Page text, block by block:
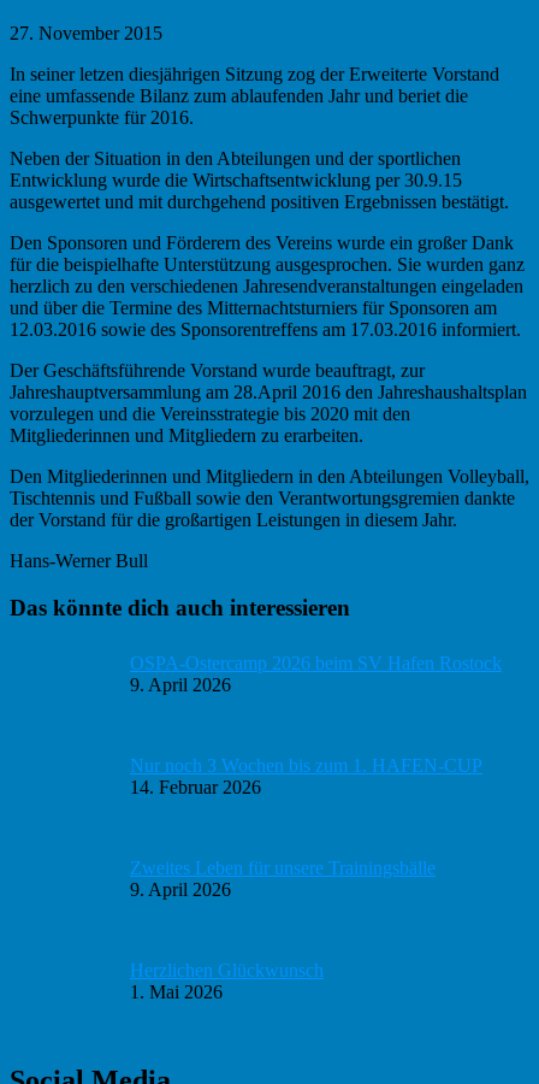
27. November 2015
In seiner letzen diesjährigen Sitzung zog der Erweiterte Vorstand
eine umfassende Bilanz zum ablaufenden Jahr und beriet die
Schwerpunkte für 2016.
Neben der Situation in den Abteilungen und der sportlichen
Entwicklung wurde die Wirtschaftsentwicklung per 30.9.15
ausgewertet und mit durchgehend positiven Ergebnissen bestätigt.
Den Sponsoren und Förderern des Vereins wurde ein großer Dank
für die beispielhafte Unterstützung ausgesprochen. Sie wurden ganz
herzlich zu den verschiedenen Jahresendveranstaltungen eingeladen
und über die Termine des Mitternachtsturniers für Sponsoren am
12.03.2016 sowie des Sponsorentreffens am 17.03.2016 informiert.
Der Geschäftsführende Vorstand wurde beauftragt, zur
Jahreshauptversammlung am 28.April 2016 den Jahreshaushaltsplan
vorzulegen und die Vereinsstrategie bis 2020 mit den
Mitgliederinnen und Mitgliedern zu erarbeiten.
Den Mitgliederinnen und Mitgliedern in den Abteilungen Volleyball,
Tischtennis und Fußball sowie den Verantwortungsgremien dankte
der Vorstand für die großartigen Leistungen in diesem Jahr.
Hans-Werner Bull
Haupt-
Das könnte dich auch interessieren
OSPA-Ostercamp 2026 beim SV Hafen Rostock
9. April 2026
Nur noch 3 Wochen bis zum 1. HAFEN-CUP
14. Februar 2026
Zweites Leben für unsere Trainingsbälle
9. April 2026
Herzlichen Glückwunsch
1. Mai 2026